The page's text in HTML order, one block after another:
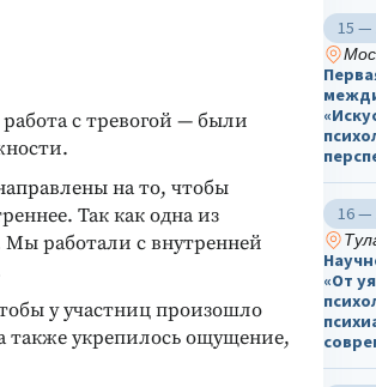
с тревогой — были
на то, чтобы
Так как одна из
работали с внутренней
у участниц произошло
также укрепилось ощущение,
15 —
16 —
«От